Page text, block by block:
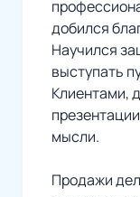
добился
Научился
выступать
Клиентами,
мысли.
Продажи